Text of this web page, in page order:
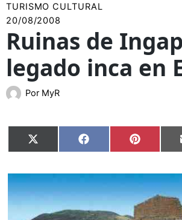
TURISMO CULTURAL
20/08/2008
Ruinas de
legado inca en
Por MyR
Compartir
en
X
(Twitter)
Compartir
en
Facebook Compartir
en
Pinterest